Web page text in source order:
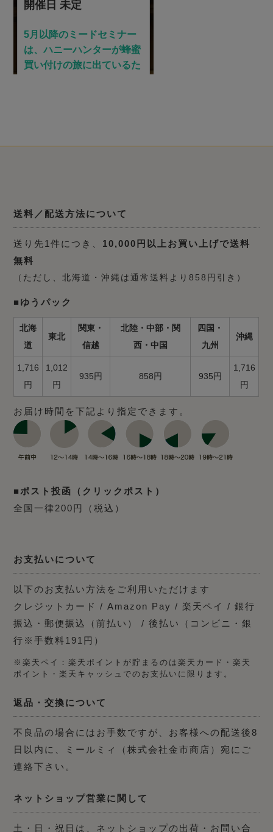
送料／配送方法について
送り先1件につき、 10,000円以上お買い上げで送料
無料
（ただし、北海道・沖縄は通常送料より858円引き）
■ゆうパック
北海
道
東北
関東・
信越
北陸・中部・関
西・中国
四国・
九州
沖縄
1,716
円
1,012
円
935円 858円 935円
1,716
円
お届け時間を下記より指定できます。
■ポスト投函（クリックポスト）
全国一律200円（税込）
お支払いについて
以下のお支払い方法をご利用いただけます
クレジットカード / Amazon Pay / 楽天ペイ / 銀行
振込・郵便振込（前払い） / 後払い（コンビニ・銀
行※手数料191円）
※楽天ペイ：楽天ポイントが貯まるのは楽天カード・楽天
ポイント・楽天キャッシュでのお支払いに限ります。
返品・交換について
不良品の場合にはお手数ですが、お客様への配送後8
日以内に、ミールミィ（株式会社金市商店）宛にご
連絡下さい。
ネットショップ営業に関して
土・日・祝日は、ネットショップの出荷・お問い合